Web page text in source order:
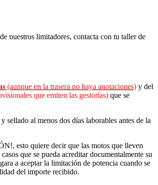
nuestros limitadores, contacta con tu taller de
(aunque en la trasera no haya anotaciones) y del
que emiten las gestorías) que se
sellado al menos dos días laborables antes de la
esto quiere decir que las motos que lleven
que se pueda acreditar documentalmente su
a aceptar la limitación de potencia cuando se
del importe recibido.